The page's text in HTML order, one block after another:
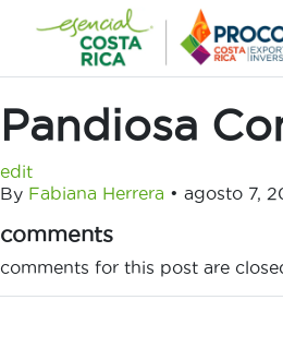
contenido
Pandiosa
edit
By Fabiana Herrera • agosto 7,
comments
comments for this post are